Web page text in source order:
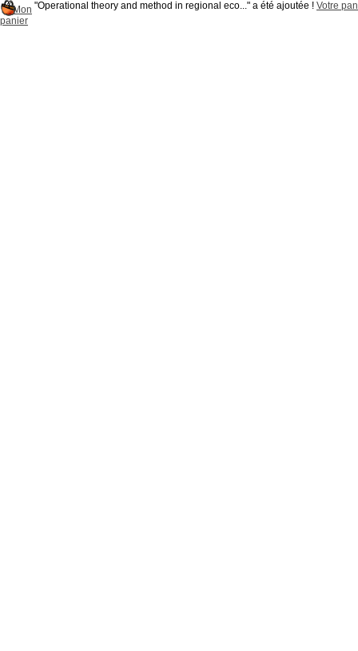
Mon
panier
"Operational theory and method in regional eco..." a été ajoutée ! Votre